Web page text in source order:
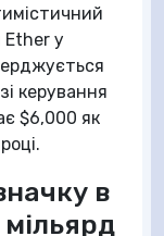
Ether у
керування
$6,000 як
в